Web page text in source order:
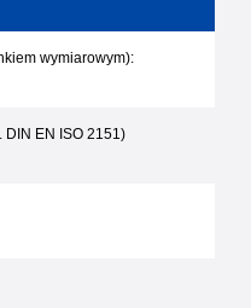
wymiarowym):
EN ISO 2151)